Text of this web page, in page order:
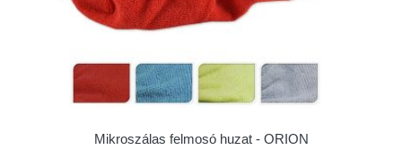
Mikroszálas felmosó huzat - ORION